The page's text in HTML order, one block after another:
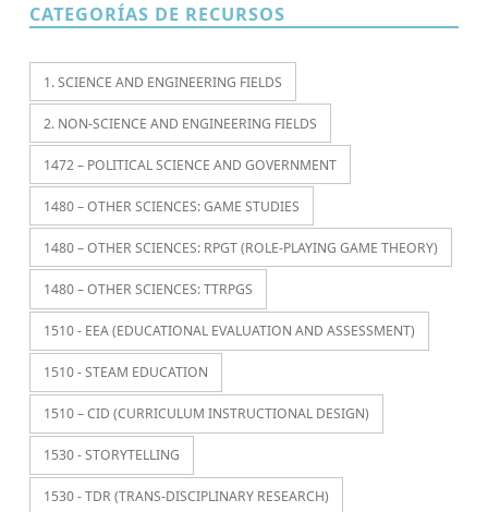
CATEGORÍAS DE RECURSOS
1. SCIENCE AND ENGINEERING FIELDS
2. NON-SCIENCE AND ENGINEERING FIELDS
1472 – POLITICAL SCIENCE AND GOVERNMENT
1480 – OTHER SCIENCES: GAME STUDIES
1480 – OTHER SCIENCES: RPGT (ROLE-PLAYING GAME THEORY)
1480 – OTHER SCIENCES: TTRPGS
1510 - EEA (EDUCATIONAL EVALUATION AND ASSESSMENT)
1510 - STEAM EDUCATION
1510 – CID (CURRICULUM INSTRUCTIONAL DESIGN)
1530 - STORYTELLING
1530 - TDR (TRANS-DISCIPLINARY RESEARCH)